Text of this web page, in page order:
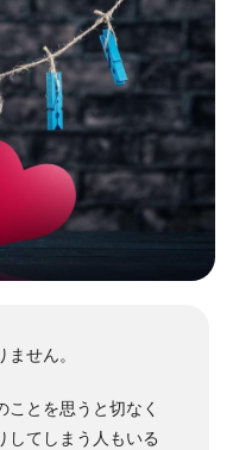
せん。
ことを思うと切なく
てしまう人もいる